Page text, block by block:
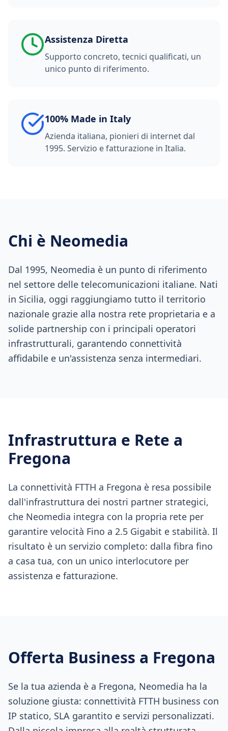
Assistenza Diretta
Supporto concreto, tecnici qualificati, un
unico punto di riferimento.
100% Made in Italy
Azienda italiana, pionieri di internet dal
1995. Servizio e fatturazione in Italia.
Chi è Neomedia
Dal 1995, Neomedia è un punto di riferimento
nel settore delle telecomunicazioni italiane. Nati
in Sicilia, oggi raggiungiamo tutto il territorio
nazionale grazie alla nostra rete proprietaria e a
solide partnership con i principali operatori
infrastrutturali, garantendo connettività
affidabile e un'assistenza senza intermediari.
Infrastruttura e Rete a
Fregona
La connettività FTTH a Fregona è resa possibile
dall'infrastruttura dei nostri partner strategici,
che Neomedia integra con la propria rete per
garantire velocità Fino a 2.5 Gigabit e stabilità. Il
risultato è un servizio completo: dalla fibra fino
a casa tua, con un unico interlocutore per
assistenza e fatturazione.
Offerta Business a Fregona
Se la tua azienda è a Fregona, Neomedia ha la
soluzione giusta: connettività FTTH business con
IP statico, SLA garantito e servizi personalizzati.